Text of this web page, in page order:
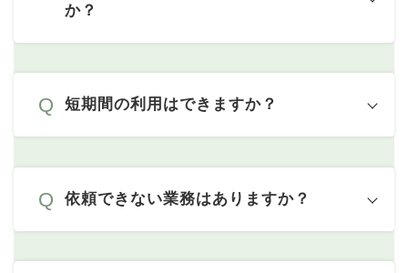
か？
短期間の利用はできますか？
依頼できない業務はありますか？